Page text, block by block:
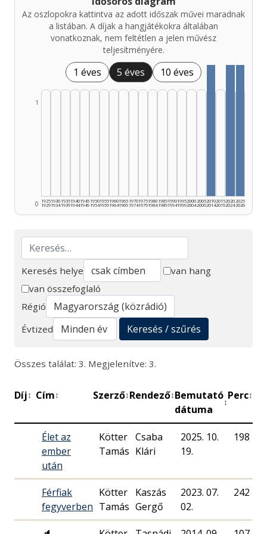
Az oszlopokra kattintva az adott időszak művei maradnak
a listában. A díjak a hangjátékokra általában
vonatkoznak, nem feltétlen a jelen művész
teljesítményére.
1 éves 5 éves 10 éves
0
1
1925
1929
1930
1934
1935
1939
1940
1944
1945
1949
1950
1954
1955
1959
1960
1964
1965
1969
1970
1974
1975
1979
1980
1984
1985
1989
1990
1994
1995
1999
2000
2004
2005
2009
2010
2014
2015
2019
2020
2024
2025
2026
Keresés
Keresés helye
van hang
van összefoglaló
Régió
Évtized
Keresés / szűrés
Összes találat: 3. Megjelenítve: 3.
Díj↕ Cím↕ Szerző↕Rendező↕Bemutató
dátuma
↕
Perc↕
Élet az
ember
után
Kötter
Tamás
Csaba
Klári
2025. 10.
19.
198
Férfiak
fegyverben
Kötter
Tamás
Kaszás
Gergő
2023. 07.
02.
242